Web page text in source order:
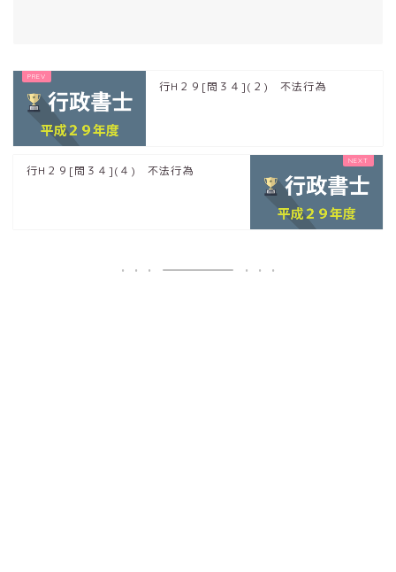
行H２９[問３４](２) 不法行為
行H２９[問３４](４) 不法行為